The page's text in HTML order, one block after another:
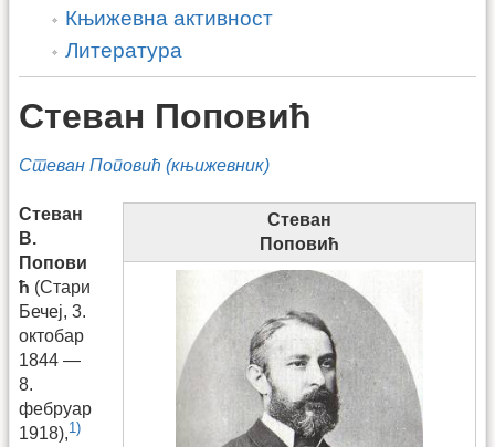
Књижевна активност
Литература
Стеван Поповић
Стеван Поповић (књижевник)
Стеван
Поповић
Стеван
В.
Попови
ћ (Стари
Бечеј, 3.
октобар
1844 —
8.
фебруар
1918),1)